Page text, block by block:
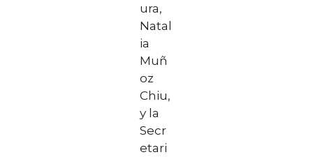
ura,
Natal
ia
Muñ
oz
Chiu,
y la
Secr
etari